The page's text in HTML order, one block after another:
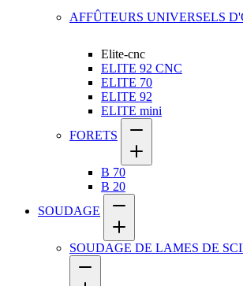
AFFÛTEURS UNIVERSELS
Elite-cnc
ELITE 92 CNC
ELITE 70
ELITE 92
ELITE mini
FORETS
B 70
B 20
SOUDAGE
SOUDAGE DE LAMES DE